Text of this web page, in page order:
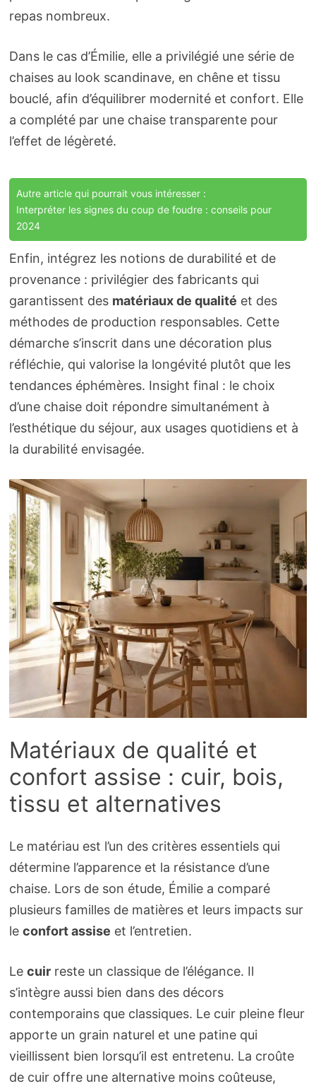
repas nombreux.
Dans le cas d’Émilie, elle a privilégié une série de
chaises au look scandinave, en chêne et tissu
bouclé, afin d’équilibrer modernité et confort. Elle
a complété par une chaise transparente pour
l’effet de légèreté.
Autre article qui pourrait vous intéresser :
Interpréter les signes du coup de foudre : conseils pour
2024
Enfin, intégrez les notions de durabilité et de
provenance : privilégier des fabricants qui
garantissent des matériaux de qualité et des
méthodes de production responsables. Cette
démarche s’inscrit dans une décoration plus
réfléchie, qui valorise la longévité plutôt que les
tendances éphémères. Insight final : le choix
d’une chaise doit répondre simultanément à
l’esthétique du séjour, aux usages quotidiens et à
la durabilité envisagée.
Matériaux de qualité et
confort assise : cuir, bois,
tissu et alternatives
Le matériau est l’un des critères essentiels qui
détermine l’apparence et la résistance d’une
chaise. Lors de son étude, Émilie a comparé
plusieurs familles de matières et leurs impacts sur
le confort assise et l’entretien.
Le cuirreste un classique de l’élégance. Il
s’intègre aussi bien dans des décors
contemporains que classiques. Le cuir pleine fleur
apporte un grain naturel et une patine qui
vieillissent bien lorsqu’il est entretenu. La croûte
de cuir offre une alternative moins coûteuse,